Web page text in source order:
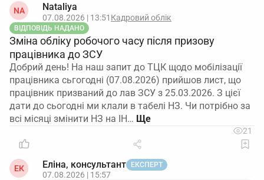
NA Nataliya
07.08.2026 | 13:51 Кадровий облік
ВІДПОВІДЬ НАДАНО
Зміна обліку робочого часу після призову
працівника до ЗСУ
Добрий день! На наш запит до ТЦК щодо мобілізації
працівника сьгогодні (07.08.2026) прийшов лист, що
працівник призваний до лав ЗСУ з 25.03.2026. З цієї
дати до сьогодні ми клали в табелі НЗ. Чи потрібно за
всі місяці змінити НЗ на ІН…
21
ЕК Еліна, консультант ЕКСПЕРТ
07.08.2026 | 15:57